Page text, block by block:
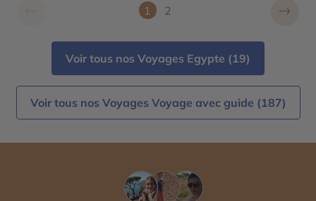
1 2 →
Voir tous nos Voyages Egypte (19)
Voir tous nos Voyages Voyage avec guide (187)